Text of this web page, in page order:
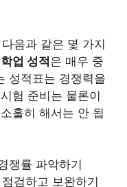
음과 같은 몇 가지
학업 성적은 매우 중
성적표는 경쟁력을
험 준비는 물론이
홀히 해서는 안 됩
쟁률 파악하기
검하고 보완하기